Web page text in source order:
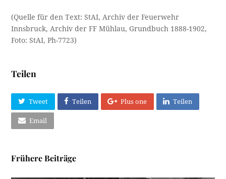
(Quelle für den Text: StAI, Archiv der Feuerwehr
Innsbruck, Archiv der FF Mühlau, Grundbuch 1888-1902,
Foto: StAI, Ph-7723)
Teilen
Tweet Teilen Plus one Teilen
Email
Frühere Beiträge